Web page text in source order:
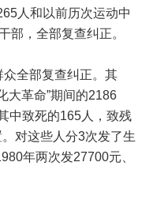
人和以前历次运动中
部，全部复查纠正。
全部复查纠正。其
大革命”期间的2186
中致死的165人，致残
对这些人分3次发了生
年两次发27700元、